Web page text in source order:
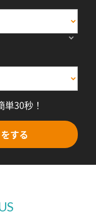
30秒！
する